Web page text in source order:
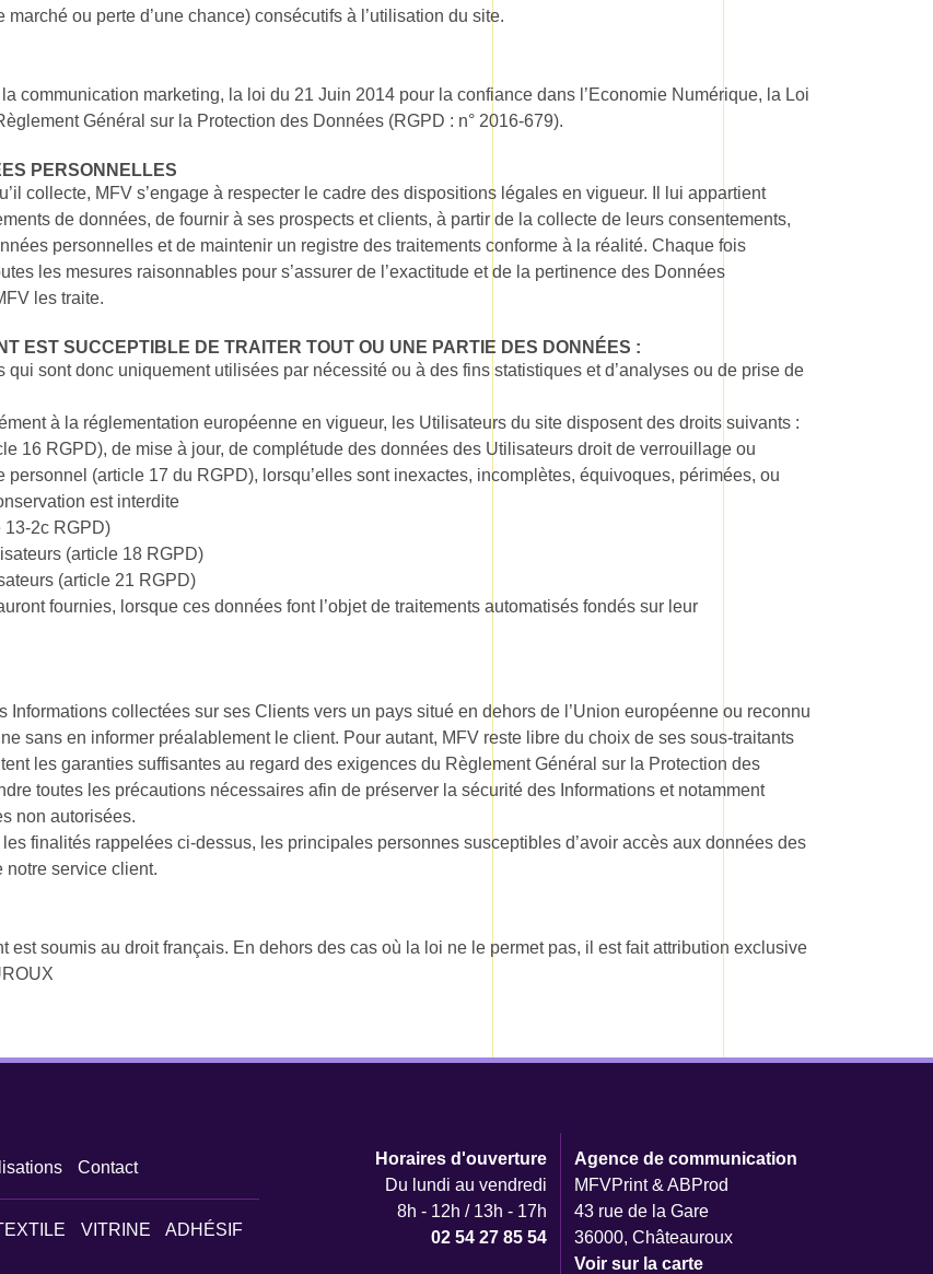
ou perte d’une chance) consécutifs à l’utilisation du site.
communication marketing, la loi du 21 Juin 2014 pour la confiance dans l’Economie Numérique, la Loi
Général sur la Protection des Données (RGPD : n° 2016-679).
PERSONNELLES
collecte, MFV s’engage à respecter le cadre des dispositions légales en vigueur. Il lui appartient
de données, de fournir à ses prospects et clients, à partir de la collecte de leurs consentements,
personnelles et de maintenir un registre des traitements conforme à la réalité. Chaque fois
les mesures raisonnables pour s’assurer de l’exactitude et de la pertinence des Données
les traite.
EST SUCCEPTIBLE DE TRAITER TOUT OU UNE PARTIE DES DONNÉES :
sont donc uniquement utilisées par nécessité ou à des fins statistiques et d’analyses ou de prise de
à la réglementation européenne en vigueur, les Utilisateurs du site disposent des droits suivants :
16 RGPD), de mise à jour, de complétude des données des Utilisateurs droit de verrouillage ou
(article 17 du RGPD), lorsqu’elles sont inexactes, incomplètes, équivoques, périmées, ou
est interdite
13-2c RGPD)
(article 18 RGPD)
(article 21 RGPD)
fournies, lorsque ces données font l’objet de traitements automatisés fondés sur leur
Informations collectées sur ses Clients vers un pays situé en dehors de l’Union européenne ou reconnu
sans en informer préalablement le client. Pour autant, MFV reste libre du choix de ses sous-traitants
les garanties suffisantes au regard des exigences du Règlement Général sur la Protection des
toutes les précautions nécessaires afin de préserver la sécurité des Informations et notamment
non autorisées.
finalités rappelées ci-dessus, les principales personnes susceptibles d’avoir accès aux données des
notre service client.
est soumis au droit français. En dehors des cas où la loi ne le permet pas, il est fait attribution exclusive
Contact
VITRINE
ADHÉSIF
Horaires d'ouverture
Du lundi au vendredi
8h - 12h / 13h - 17h
02 54 27 85 54
Agence de communication
MFVPrint & ABProd
43 rue de la Gare
36000, Châteauroux
Voir sur la carte